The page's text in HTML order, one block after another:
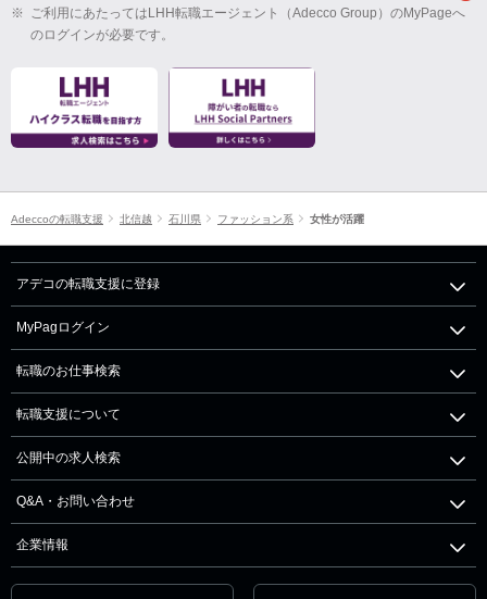
※ ご利用にあたってはLHH転職エージェント（Adecco Group）のMyPageへ
のログインが必要です。
Adeccoの転職支援 北信越 石川県 ファッション系 女性が活躍
アデコの転職支援に登録
MyPagログイン
転職のお仕事検索
転職支援について
公開中の求人検索
Q&A・お問い合わせ
企業情報